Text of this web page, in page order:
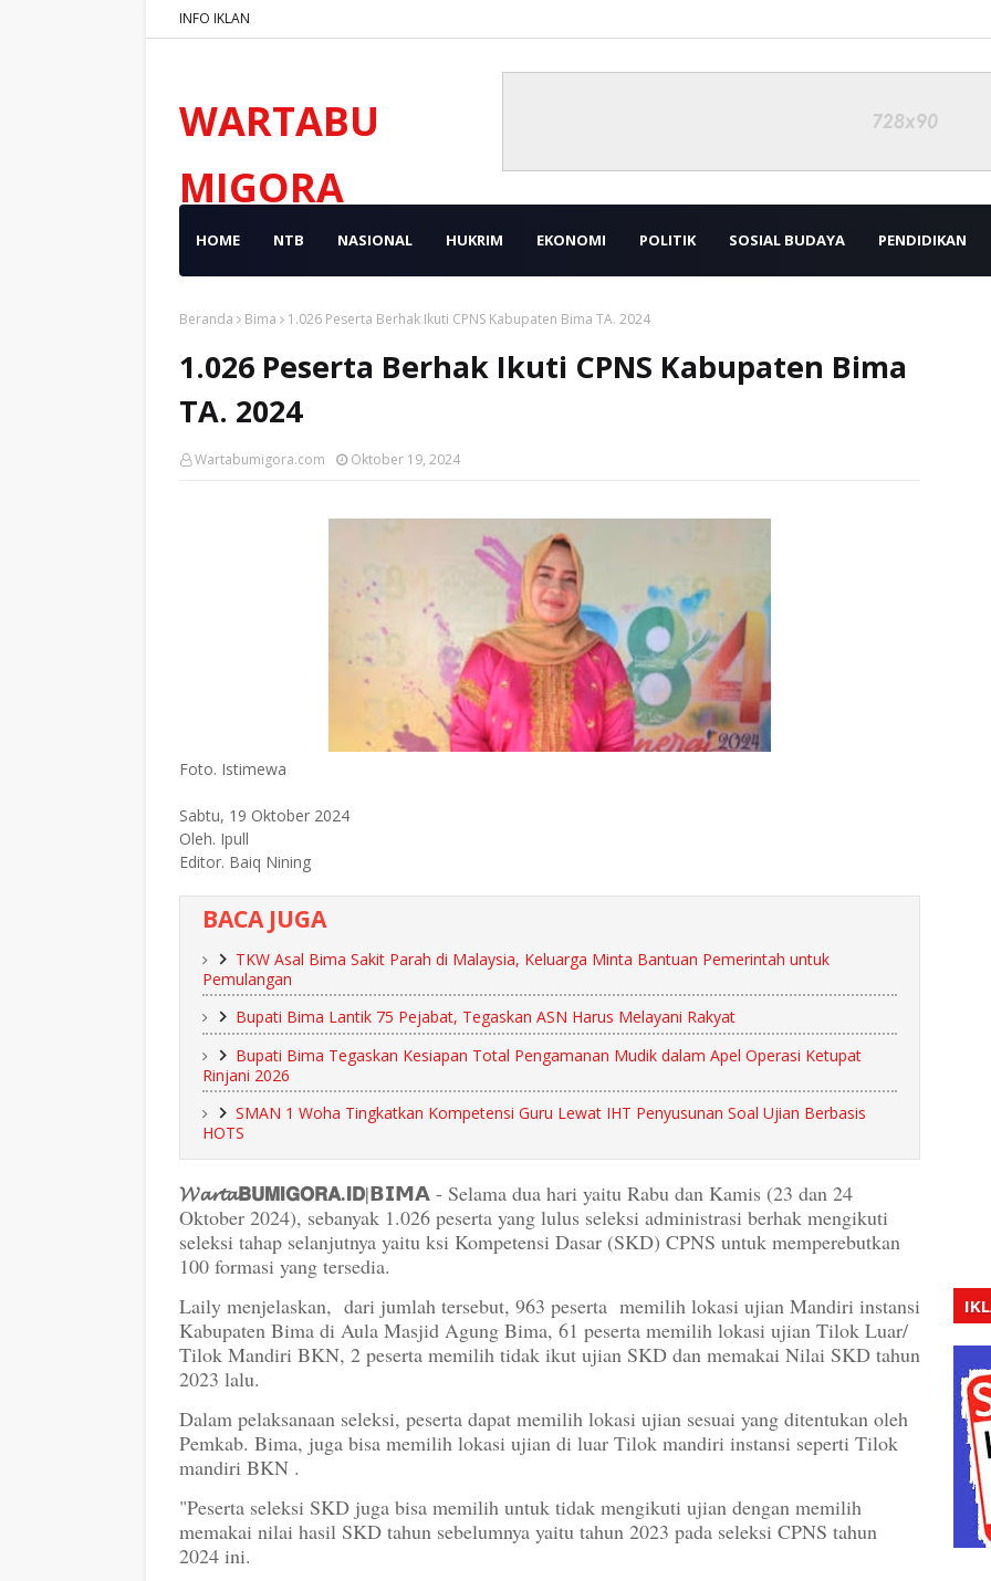
INFO IKLAN
WARTABU
MIGORA
HOME NTB NASIONAL HUKRIM EKONOMI POLITIK SOSIAL BUDAYA PENDIDIKAN
Beranda Bima 1.026 Peserta Berhak Ikuti CPNS Kabupaten Bima TA. 2024
1.026 Peserta Berhak Ikuti CPNS Kabupaten Bima
TA. 2024
Wartabumigora.com Oktober 19, 2024
Foto. Istimewa
Sabtu, 19 Oktober 2024
Oleh. Ipull
Editor. Baiq Nining
BACA JUGA
TKW Asal Bima Sakit Parah di Malaysia, Keluarga Minta Bantuan Pemerintah untuk
Pemulangan
Bupati Bima Lantik 75 Pejabat, Tegaskan ASN Harus Melayani Rakyat
Bupati Bima Tegaskan Kesiapan Total Pengamanan Mudik dalam Apel Operasi Ketupat
Rinjani 2026
SMAN 1 Woha Tingkatkan Kompetensi Guru Lewat IHT Penyusunan Soal Ujian Berbasis
HOTS
𝓦𝓪𝓻𝓽𝓪𝗕𝗨𝗠𝗜𝗚𝗢𝗥𝗔.𝗜𝗗|𝗕𝗜𝗠𝗔 - Selama dua hari yaitu Rabu dan Kamis (23 dan 24
Oktober 2024), sebanyak 1.026 peserta yang lulus seleksi administrasi berhak mengikuti
seleksi tahap selanjutnya yaitu ksi Kompetensi Dasar (SKD) CPNS untuk memperebutkan
100 formasi yang tersedia.
Laily menjelaskan, dari jumlah tersebut, 963 peserta memilih lokasi ujian Mandiri instansi
Kabupaten Bima di Aula Masjid Agung Bima, 61 peserta memilih lokasi ujian Tilok Luar/
Tilok Mandiri BKN, 2 peserta memilih tidak ikut ujian SKD dan memakai Nilai SKD tahun
2023 lalu.
Dalam pelaksanaan seleksi, peserta dapat memilih lokasi ujian sesuai yang ditentukan oleh
Pemkab. Bima, juga bisa memilih lokasi ujian di luar Tilok mandiri instansi seperti Tilok
mandiri BKN .
"Peserta seleksi SKD juga bisa memilih untuk tidak mengikuti ujian dengan memilih
memakai nilai hasil SKD tahun sebelumnya yaitu tahun 2023 pada seleksi CPNS tahun
2024 ini.